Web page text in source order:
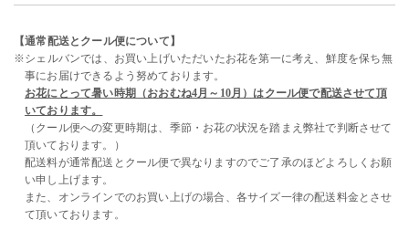
【通常配送とクール便について】
※シェルバンでは、お買い上げいただいたお花を第一に考え、鮮度を保ち無
事にお届けできるよう努めております。
お花にとって暑い時期（おおむね4月～10月）はクール便で配送させて頂
いております。
（クール便への変更時期は、季節・お花の状況を踏まえ弊社で判断させて
頂いております。）
配送料が通常配送とクール便で異なりますのでご了承のほどよろしくお願
い申し上げます。
また、オンラインでのお買い上げの場合、各サイズ一律の配送料金とさせ
て頂いております。